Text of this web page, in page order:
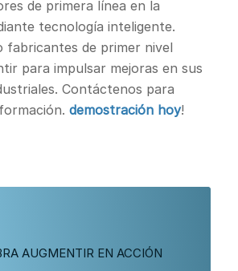
de primera línea en la
tecnología inteligente.
fabricantes de primer nivel
para impulsar mejoras en sus
Contáctenos para
demostración hoy!
AUGMENTIR EN ACCIÓN